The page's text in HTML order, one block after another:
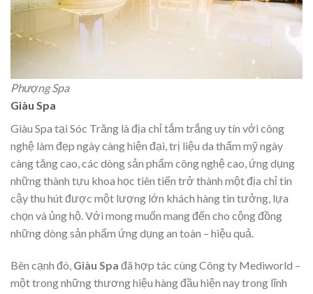
Phượng Spa
Giàu Spa
Giàu Spa tại Sóc Trăng là địa chỉ tắm trắng uy tín với công
nghệ làm đẹp ngày càng hiện đại, trị liệu da thẩm mỹ ngày
càng tăng cao, các dòng sản phẩm công nghệ cao, ứng dụng
những thành tựu khoa học tiên tiến trở thành một địa chỉ tin
cậy thu hút được một lượng lớn khách hàng tin tưởng, lựa
chọn và ủng hộ. Với mong muốn mang đến cho cộng đồng
những dòng sản phẩm ứng dụng an toàn – hiệu quả.
Bên cạnh đó, Giàu Spa đã hợp tác cùng Công ty Mediworld –
một trong những thương hiệu hàng đầu hiện nay trong lĩnh